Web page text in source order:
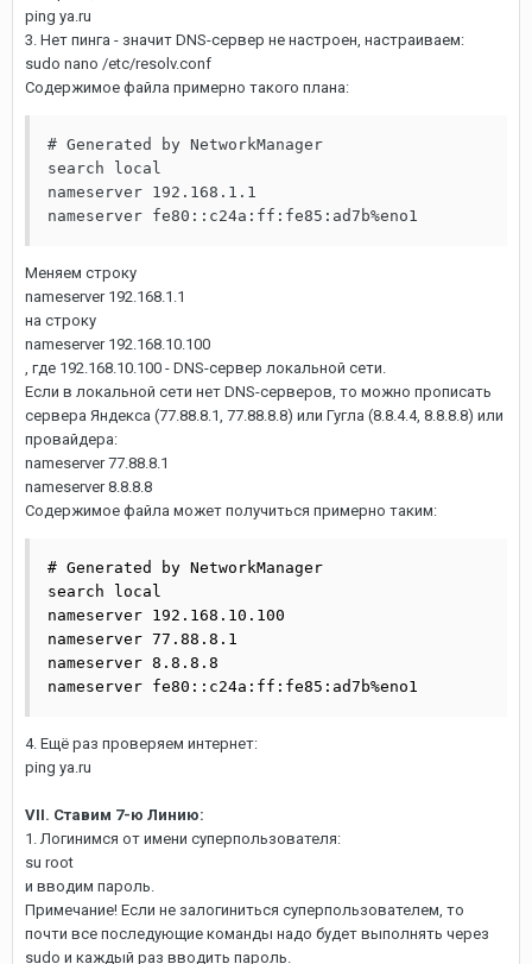
ping ya.ru
3. Нет пинга - значит DNS-сервер не настроен, настраиваем:
sudo nano /etc/resolv.conf
Содержимое файла примерно такого плана:
# Generated by NetworkManager
search local
nameserver 192.168.1.1
nameserver fe80::c24a:ff:fe85:ad7b%eno1
Меняем строку
nameserver 192.168.1.1
на строку
nameserver 192.168.10.100
, где 192.168.10.100 - DNS-сервер локальной сети.
Если в локальной сети нет DNS-серверов, то можно прописать
сервера Яндекса (77.88.8.1, 77.88.8.8) или Гугла (8.8.4.4, 8.8.8.8) или
провайдера:
nameserver 77.88.8.1
nameserver 8.8.8.8
Содержимое файла может получиться примерно таким:
# Generated by NetworkManager
search local
nameserver 192.168.10.100
nameserver 77.88.8.1
nameserver 8.8.8.8
nameserver fe80::c24a:ff:fe85:ad7b%eno1
4. Ещё раз проверяем интернет:
ping ya.ru
VII. Ставим 7-ю Линию:
1. Логинимся от имени суперпользователя:
su root
и вводим пароль.
Примечание! Если не залогиниться суперпользователем, то
почти все последующие команды надо будет выполнять через
sudo и каждый раз вводить пароль.